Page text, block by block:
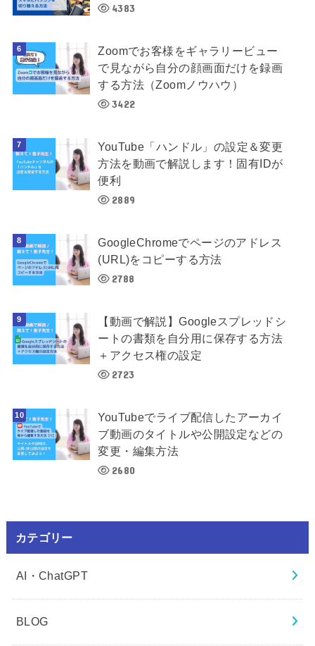
4383
Zoomでお客様をギャラリービュー
で見ながら自分の顔画面だけを録画
する方法（Zoomノウハウ）
3422
YouTube「ハンドル」の設定＆変更
方法を動画で解説します！固有IDが
便利
2889
GoogleChromeでページのアドレス
(URL)をコピーする方法
2788
【動画で解説】Googleスプレッドシ
ートの書類を自分用に保存する方法
＋アクセス権の設定
2723
YouTubeでライブ配信したアーカイ
ブ動画のタイトルや公開設定などの
変更・編集方法
2680
カテゴリー
AI・ChatGPT
BLOG